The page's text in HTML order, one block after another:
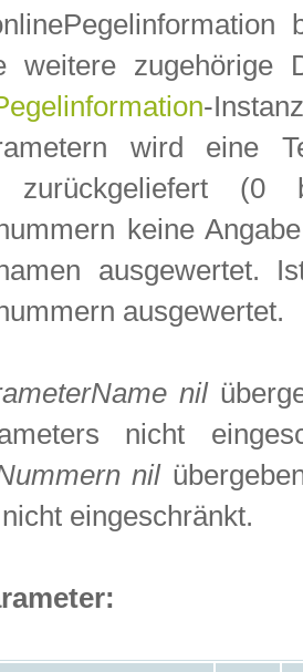
weitere zugehörige
-
wird eine
zurückgeliefert
keine
ausgewertet.
ausgewertet.
nil
nicht
nil
eingeschränkt.